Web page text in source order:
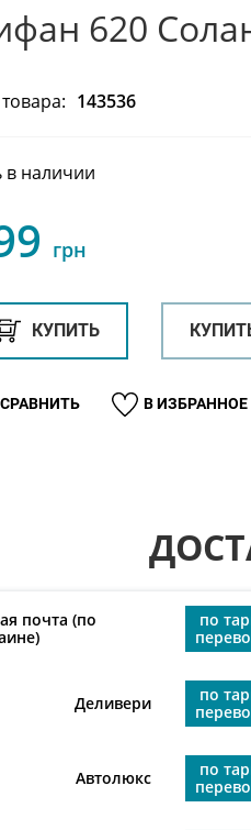
620
143536
в наличии
грн
КУПИТЬ
В ИЗБРАННОЕ
СРАВНИТЬ
почта (по
по
Деливери
по
Автолюкс
по